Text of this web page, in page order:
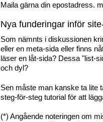
Maila gärna din epostadress.
Nya funderingar inför
Som nämnts i diskussionen
eller en meta-sida eller finns
läser en låt-sida? Dessa "list-
och dyl?
Sen måste man kanske ta lite
steg-för-steg tutorial för att
(*) Angående noteringen om